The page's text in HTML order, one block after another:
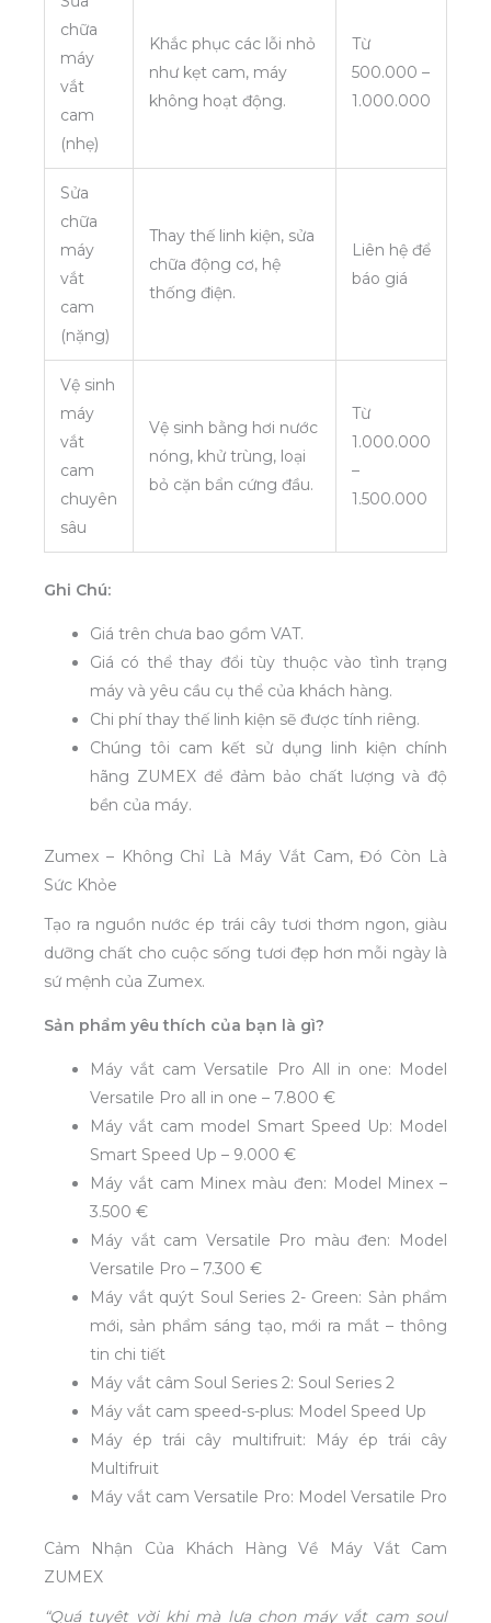
chữa
máy
vắt
cam
(nhẹ)
Khắc phục các lỗi nhỏ
như kẹt cam, máy
không hoạt động.
Từ
500.000 –
1.000.000
Sửa
chữa
máy
vắt
cam
(nặng)
Thay thế linh kiện, sửa
chữa động cơ, hệ
thống điện.
Liên hệ để
báo giá
Vệ sinh
máy
vắt
cam
chuyên
sâu
Vệ sinh bằng hơi nước
nóng, khử trùng, loại
bỏ cặn bẩn cứng đầu.
Từ
1.000.000
–
1.500.000
Ghi Chú:
Giá trên chưa bao gồm VAT.
Giá có thể thay đổi tùy thuộc vào tình trạng
máy và yêu cầu cụ thể của khách hàng.
Chi phí thay thế linh kiện sẽ được tính riêng.
Chúng tôi cam kết sử dụng linh kiện chính
hãng ZUMEX để đảm bảo chất lượng và độ
bền của máy.
Zumex – Không Chỉ Là Máy Vắt Cam, Đó Còn Là
Sức Khỏe
Tạo ra nguồn nước ép trái cây tươi thơm ngon, giàu
dưỡng chất cho cuộc sống tươi đẹp hơn mỗi ngày là
sứ mệnh của Zumex.
Sản phẩm yêu thích của bạn là gì?
Máy vắt cam Versatile Pro All in one: Model
Versatile Pro all in one – 7.800 €
Máy vắt cam model Smart Speed Up: Model
Smart Speed Up – 9.000 €
Máy vắt cam Minex màu đen: Model Minex –
3.500 €
Máy vắt cam Versatile Pro màu đen: Model
Versatile Pro – 7.300 €
Máy vắt quýt Soul Series 2- Green: Sản phẩm
mới, sản phẩm sáng tạo, mới ra mắt – thông
tin chi tiết
Máy vắt câm Soul Series 2: Soul Series 2
Máy vắt cam speed-s-plus: Model Speed Up
Máy ép trái cây multifruit: Máy ép trái cây
Multifruit
Máy vắt cam Versatile Pro: Model Versatile Pro
Cảm Nhận Của Khách Hàng Về Máy Vắt Cam
ZUMEX
“Quá tuyệt vời khi mà lựa chọn máy vắt cam soul